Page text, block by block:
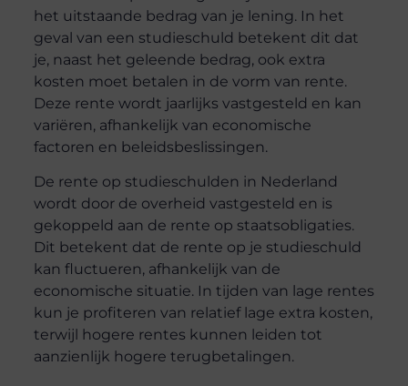
het uitstaande bedrag van je lening. In het
geval van een studieschuld betekent dit dat
je, naast het geleende bedrag, ook extra
kosten moet betalen in de vorm van rente.
Deze rente wordt jaarlijks vastgesteld en kan
variëren, afhankelijk van economische
factoren en beleidsbeslissingen.
De rente op studieschulden in Nederland
wordt door de overheid vastgesteld en is
gekoppeld aan de rente op staatsobligaties.
Dit betekent dat de rente op je studieschuld
kan fluctueren, afhankelijk van de
economische situatie. In tijden van lage rentes
kun je profiteren van relatief lage extra kosten,
terwijl hogere rentes kunnen leiden tot
aanzienlijk hogere terugbetalingen.